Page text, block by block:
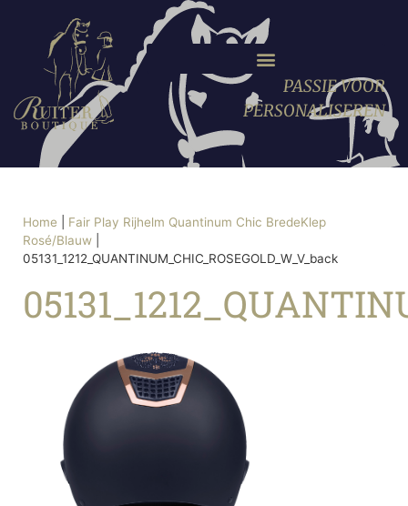
PASSIE VOOR
PERSONALISEREN
Home
Fair Play Rijhelm Quantinum Chic BredeKlep
Rosé/Blauw
05131_1212_QUANTINUM_CHIC_ROSEGOLD_W_V_back